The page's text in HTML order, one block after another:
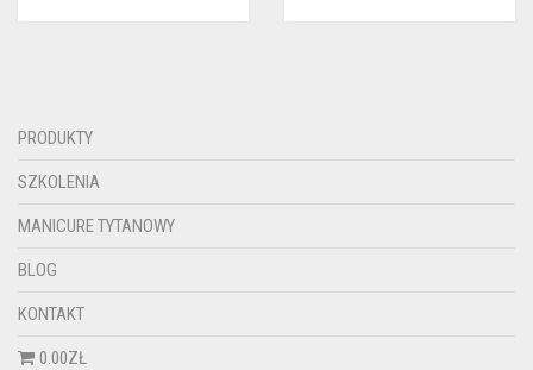
PRODUKTY
SZKOLENIA
MANICURE TYTANOWY
BLOG
KONTAKT
0.00ZŁ